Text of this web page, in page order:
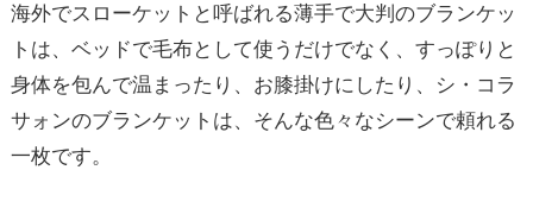
海外でスローケットと呼ばれる薄手で大判のブランケッ
トは、ベッドで毛布として使うだけでなく、すっぽりと
身体を包んで温まったり、お膝掛けにしたり、シ・コラ
サォンのブランケットは、そんな色々なシーンで頼れる
一枚です。